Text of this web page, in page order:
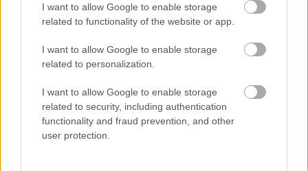
I want to allow Google to enable storage
related to functionality of the website or app.
I want to allow Google to enable storage
related to personalization.
I want to allow Google to enable storage
related to security, including authentication
functionality and fraud prevention, and other
user protection.
Szponzorált cikk